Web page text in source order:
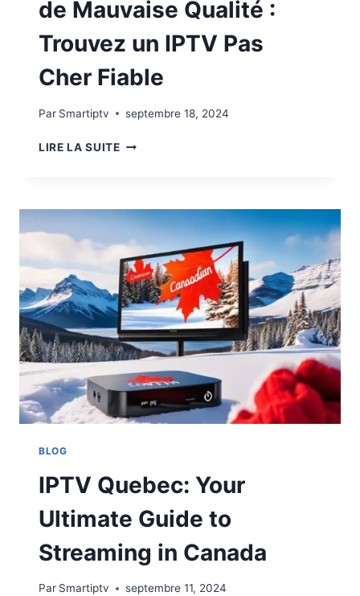
de Mauvaise Qualité :
Trouvez un IPTV Pas
Cher Fiable
Par Smartiptv septembre 18, 2024
LIRE LA SUITE
BLOG
IPTV Quebec: Your
Ultimate Guide to
Streaming in Canada
Par Smartiptv septembre 11, 2024